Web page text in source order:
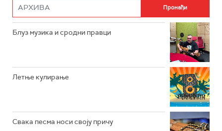
РАДИО РОКЕНРОЛЕР
РАДИО ЏЕЗЕР
Блуз музика и сродни правци
Летње кулирање
Свака песма носи своју причу